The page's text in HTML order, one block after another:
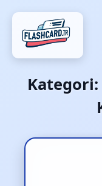
Kategori: